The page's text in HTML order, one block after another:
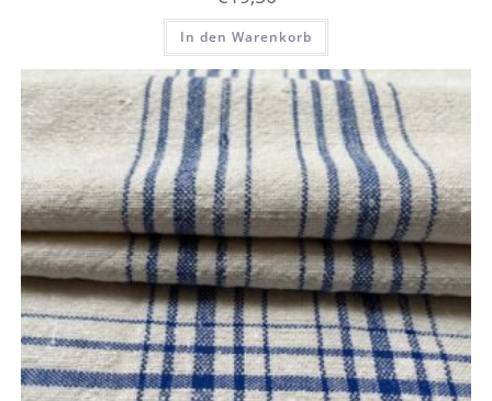
In den Warenkorb